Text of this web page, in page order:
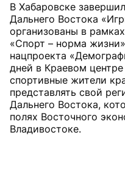
В Хабаровске
Дальнего Востока
организованы в
«Спорт – норма
нацпроекта
дней в Краевом
спортивные жители
представлять свой
Дальнего Востока,
полях Восточного
Владивостоке.